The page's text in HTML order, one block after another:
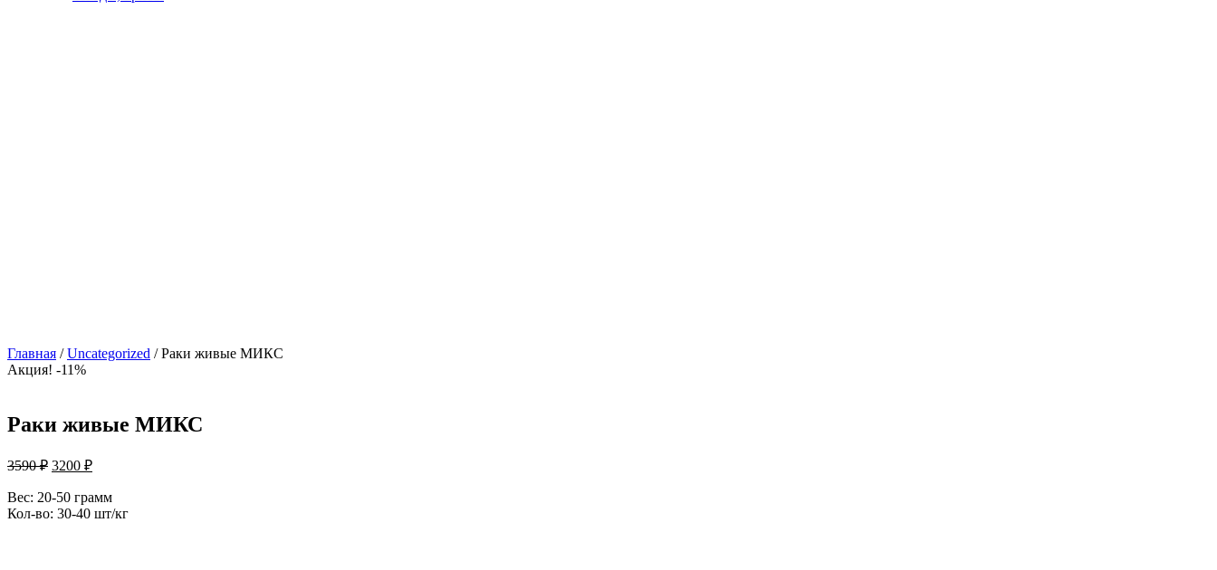
Главная /Uncategorized / Раки живые МИКС
Акция! -11%
Раки живые МИКС
3590₽ 3200 ₽
Вес: 20-50 грамм
Кол-во: 30-40 шт/кг